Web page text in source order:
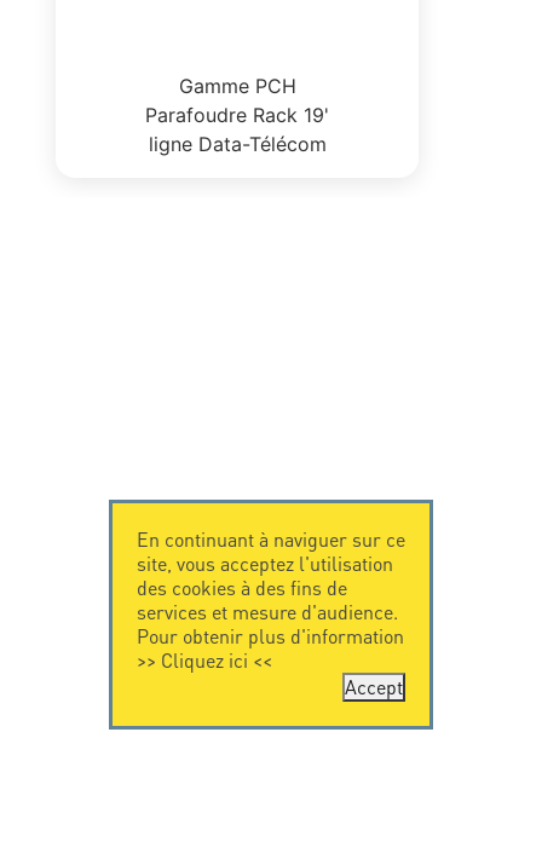
Gamme PCH
Parafoudre Rack 19'
ligne Data-Télécom
En continuant à naviguer sur ce
site, vous acceptez l'utilisation
des cookies à des fins de
services et mesure d'audience.
Pour obtenir plus d'information
>> Cliquez ici <<
Accept